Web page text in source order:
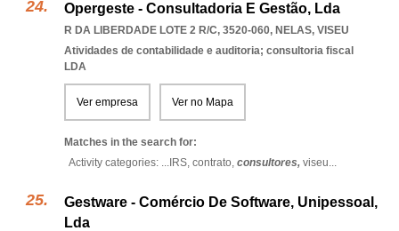
Opergeste - Consultadoria E Gestão, Lda
R DA LIBERDADE LOTE 2 R/C, 3520-060, NELAS, VISEU
Atividades de contabilidade e auditoria; consultoria fiscal
LDA
Ver empresa Ver no Mapa
Matches in the search for:
Activity categories: ... IRS, contrato, consultores, viseu...
Gestware - Comércio De Software, Unipessoal,
Lda